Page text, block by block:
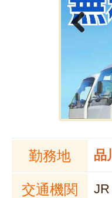
勤務地 品
交通機関